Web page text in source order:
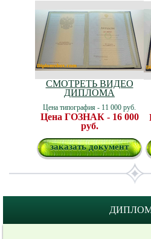
СМОТРЕТЬ ВИДЕО
ДИПЛОМА
Цена типография - 11 000 руб.
Цена ГОЗНАК - 16 000
руб.
заказать документ